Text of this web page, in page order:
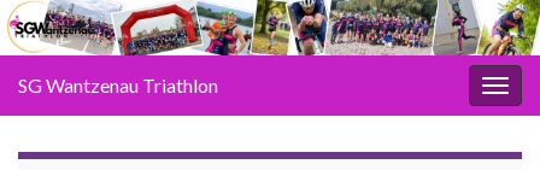
SG Wantzenau Triathlon